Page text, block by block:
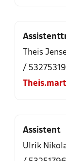
Theis
/ 53275319
Assistent
Ulrik